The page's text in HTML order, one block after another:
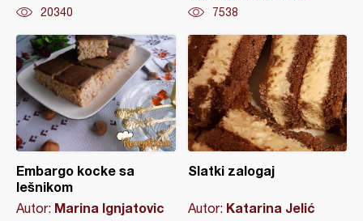
20340 7538
Embargo kocke sa
lešnikom
Autor: Marina Ignjatovic
Slatki zalogaj
Autor: Katarina Jelić